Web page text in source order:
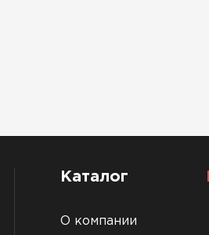
Каталог
О компании